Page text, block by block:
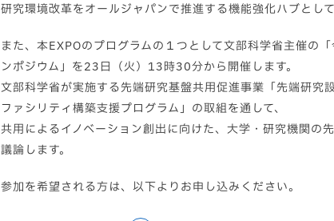
研究環境改革をオールジャパンで推進する機能強化ハブとし
また、本EXPOのプログラムの１つとして文部科学省主催の
ンポジウム」を23日（火）13時30分から開催します。
文部科学省が実施する先端研究基盤共用促進事業「先端研究
ファシリティ構築支援プログラム」の取組を通して、
共用によるイノベーション創出に向けた、大学・研究機関の
議論します。
参加を希望される方は、以下よりお申し込みください。